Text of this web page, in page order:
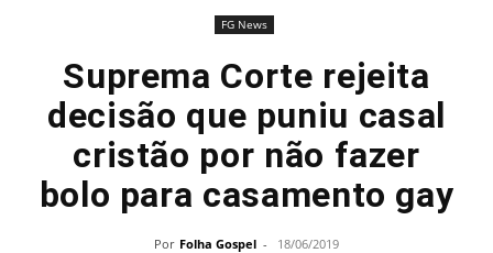
FG News
Suprema Corte rejeita
decisão que puniu casal
cristão por não fazer
bolo para casamento gay
Por Folha Gospel - 18/06/2019